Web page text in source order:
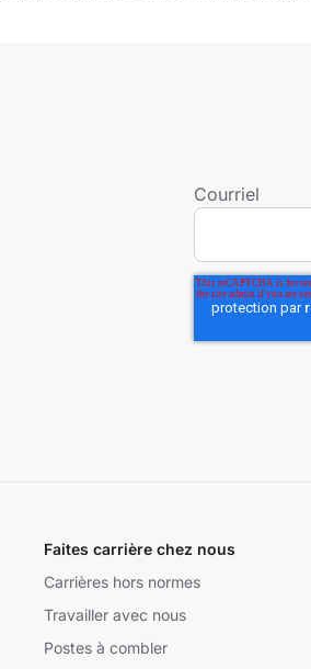
Courriel
Faites carrière chez nous
Carrières hors normes
Travailler avec nous
Postes à combler